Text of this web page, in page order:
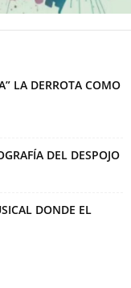
LA DERROTA COMO
DEL DESPOJO
DONDE EL